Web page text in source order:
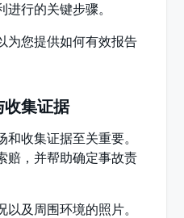
行的关键步骤。
为您提供如何有效报告
收集证据
收集证据至关重要。
赔，并帮助确定事故责
及周围环境的照片。